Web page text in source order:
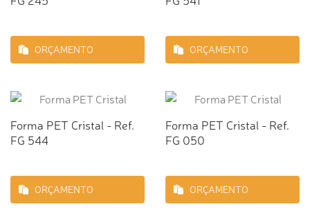
ORÇAMENTO ORÇAMENTO
Forma PET Cristal - Ref.
FG 544
ORÇAMENTO
Forma PET Cristal - Ref.
FG 050
ORÇAMENTO